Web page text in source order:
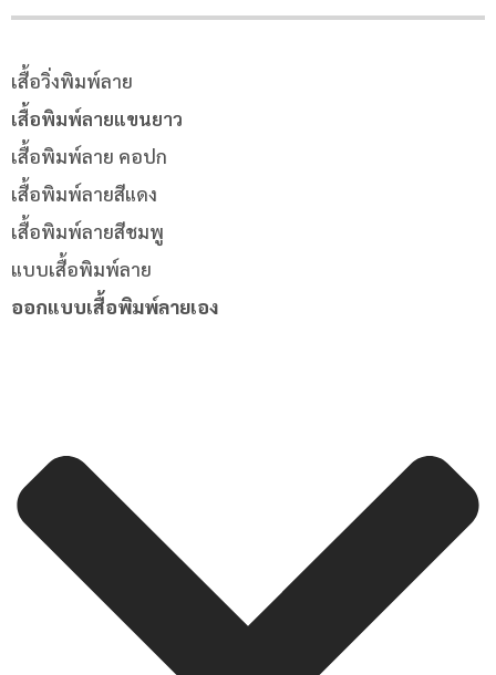
เสื้อวิ่งพิมพ์ลาย
เสื้อพิมพ์ลายแขนยาว
เสื้อพิมพ์ลาย คอปก
เสื้อพิมพ์ลายสีแดง
เสื้อพิมพ์ลายสีชมพู
แบบเสื้อพิมพ์ลาย
ออกแบบเสื้อพิมพ์ลายเอง